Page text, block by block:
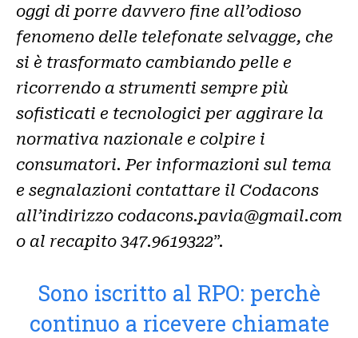
oggi di porre davvero fine all’odioso
fenomeno delle telefonate selvagge, che
si è trasformato cambiando pelle e
ricorrendo a strumenti sempre più
sofisticati e tecnologici per aggirare la
normativa nazionale e colpire i
consumatori. Per informazioni sul tema
e segnalazioni contattare il Codacons
all’indirizzo codacons.pavia@gmail.com
o al recapito 347.9619322”.
Sono iscritto al RPO: perchè
continuo a ricevere chiamate